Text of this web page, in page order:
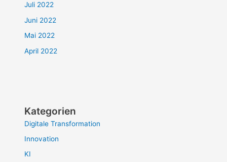
Juli 2022
Juni 2022
Mai 2022
April 2022
Kategorien
Digitale Transformation
Innovation
KI